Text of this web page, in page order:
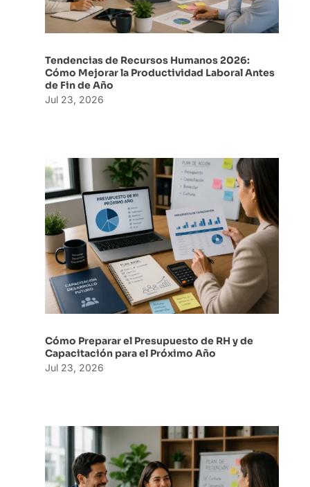
Tendencias de Recursos Humanos 2026:
Cómo Mejorar la Productividad Laboral Antes
de Fin de Año
Jul 23, 2026
Cómo Preparar el Presupuesto de RH y de
Capacitación para el Próximo Año
Jul 23, 2026